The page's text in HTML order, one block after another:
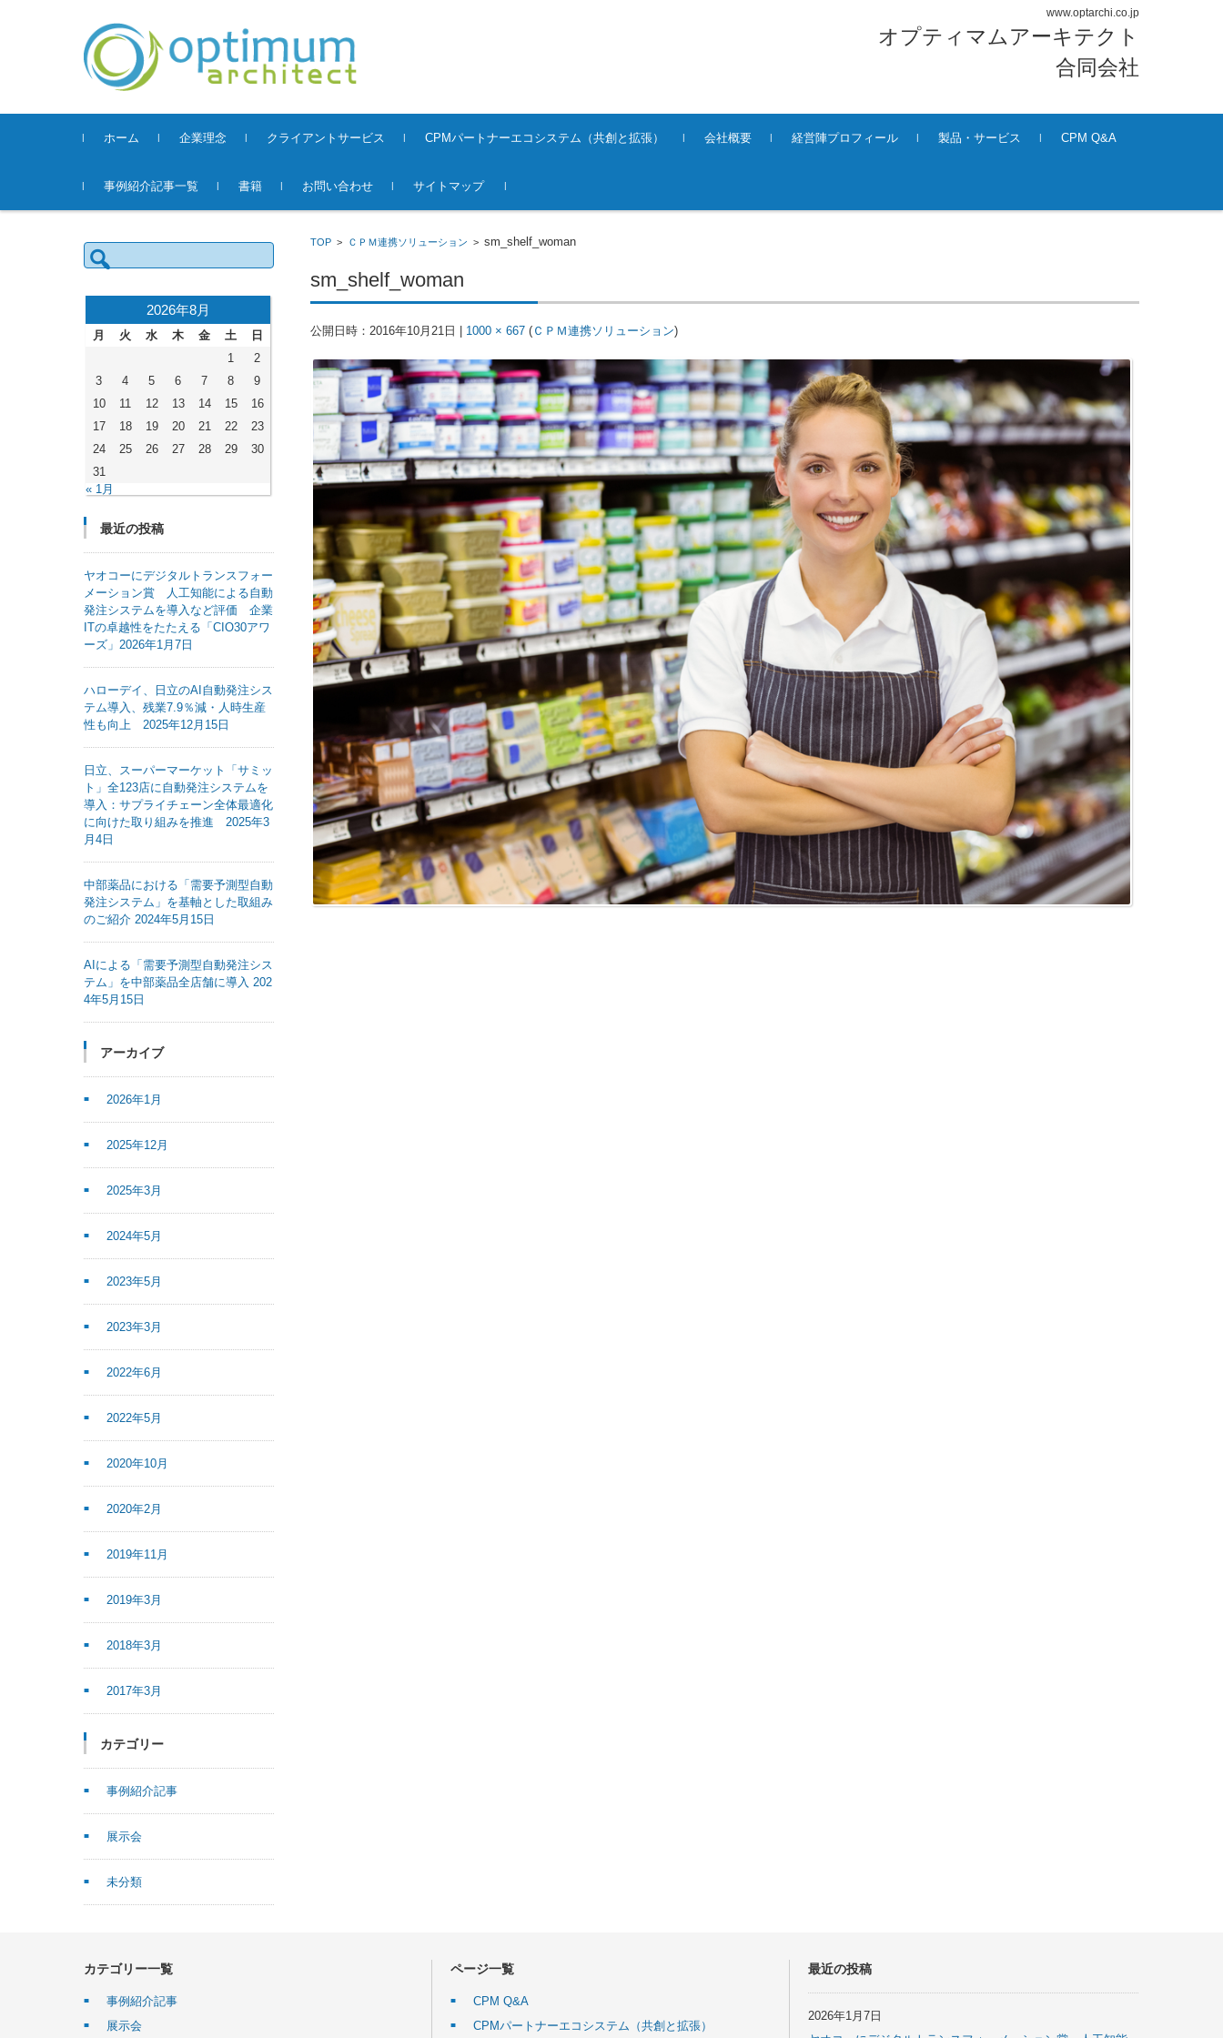
www.optarchi.co.jp
オプティマムアーキテクト
合同会社
コンテンツに移動
ホーム
企業理念 クライアントサービス CPMパートナーエコシステム（共創と拡張） 会社概要 経営陣プロフィール 製品・サービス CPM Q&A
事例紹介記事一覧 書籍 お問い合わせ サイトマップ
TOP> ＣＰＭ連携ソリューション > sm_shelf_woman
sm_shelf_woman
公開日時： 2016年10月21日 1000 × 667(ＣＰＭ連携ソリューション)
検
索:
2026年8月
月 火 水 木 金 土
日
1
2
3
4 5 6 7 8
9
10
11 12 13 14 15
16
17
18 19 20 21 22
23
24
25 26 27 28 29
30
31
« 1月
最近の投稿
ヤオコーにデジタルトランスフォー
メーション賞 人工知能による自動
発注システムを導入など評価 企業
ITの卓越性をたたえる「CIO30アワ
ーズ」2026年1月7日
ハローデイ、日立のAI自動発注シス
テム導入、残業7.9％減・人時生産
性も向上 2025年12月15日
日立、スーパーマーケット「サミッ
ト」全123店に自動発注システムを
導入：サプライチェーン全体最適化
に向けた取り組みを推進 2025年3
月4日
中部薬品における「需要予測型自動
発注システム」を基軸とした取組み
のご紹介 2024年5月15日
AIによる「需要予測型自動発注シス
テム」を中部薬品全店舗に導入 202
4年5月15日
アーカイブ
2026年1月
2025年12月
2025年3月
2024年5月
2023年5月
2023年3月
2022年6月
2022年5月
2020年10月
2020年2月
2019年11月
2019年3月
2018年3月
2017年3月
カテゴリー
事例紹介記事
展示会
未分類
カテゴリー一覧
事例紹介記事
展示会
ページ一覧
CPM Q&A
CPMパートナーエコシステム（共創と拡張）
最近の投稿
2026年1月7日